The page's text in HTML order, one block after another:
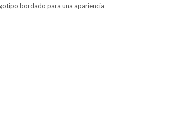
bordado para una apariencia